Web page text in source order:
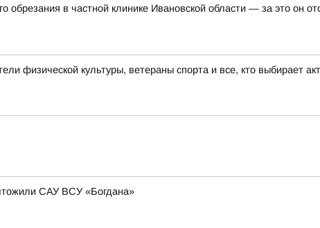
обрезания в частной клинике Ивановской области — за это он
физической культуры, ветераны спорта и все, кто выбирает
САУ ВСУ «Богдана»